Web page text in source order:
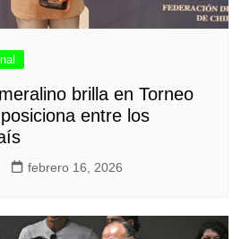
brilla en Torneo
entre los
febrero 16, 2026